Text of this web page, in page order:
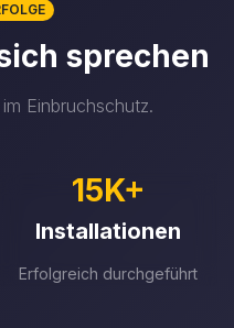
sprechen
Einbruchschutz.
15K+
Installationen
Erfolgreich durchgeführt